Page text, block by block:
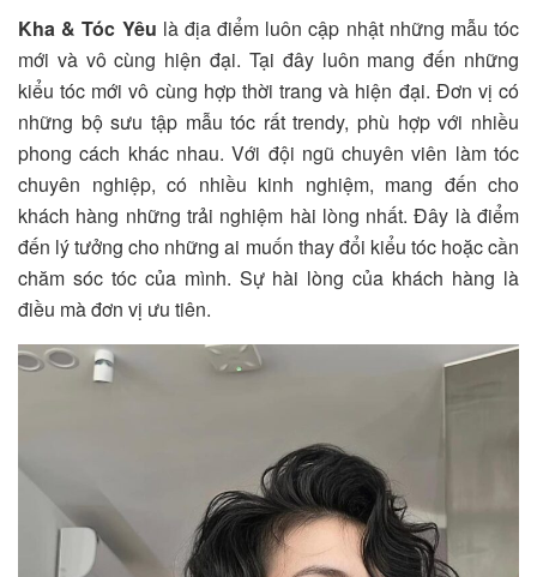
Kha & Tóc Yêu là địa điểm luôn cập nhật những mẫu tóc
mới và vô cùng hiện đại. Tại đây luôn mang đến những
kiểu tóc mới vô cùng hợp thời trang và hiện đại. Đơn vị có
những bộ sưu tập mẫu tóc rất trendy, phù hợp với nhiều
phong cách khác nhau. Với đội ngũ chuyên viên làm tóc
chuyên nghiệp, có nhiều kinh nghiệm, mang đến cho
khách hàng những trải nghiệm hài lòng nhất. Đây là điểm
đến lý tưởng cho những ai muốn thay đổi kiểu tóc hoặc cần
chăm sóc tóc của mình. Sự hài lòng của khách hàng là
điều mà đơn vị ưu tiên.